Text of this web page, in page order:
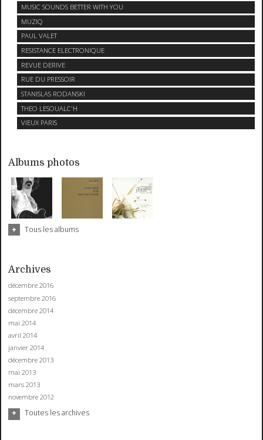
MUSIC SOUNDS BETTER WITH YOU
MUZIQ
PAUL VALET
RESISTANCE ELECTRONIQUE
REVUE DERIVE
RUE DU PRESSOIR
STANISLAS RODANSKI
THEO LESOUALC'H
VIEUX PARIS
Albums photos
Tous les albums
Archives
décembre 2016
septembre 2016
décembre 2014
mai 2014
avril 2014
janvier 2014
décembre 2013
mai 2013
mars 2013
novembre 2012
Toutes les archives